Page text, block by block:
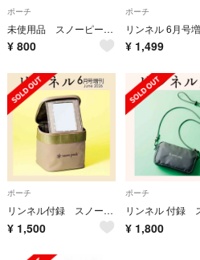
ポーチ
未使用品 スノーピーク バニティポーチ
¥ 800
ポーチ
¥ 1,499
ポーチ
リンネル付録 スノーピーク バニティポーチ
¥ 1,500
ポーチ
¥ 1,800